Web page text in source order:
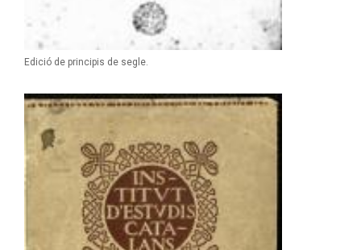
Edició de principis de segle.